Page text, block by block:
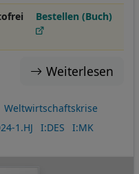
Bestellen (Buch)
Weiterlesen
Weltwirtschaftskrise
1.HJ I:DES I:MK